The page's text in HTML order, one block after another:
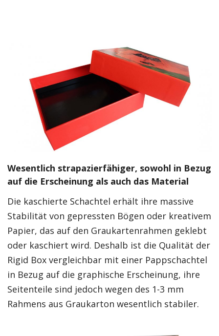
Wesentlich strapazierfähiger, sowohl in Bezug
auf die Erscheinung als auch das Material
Die kaschierte Schachtel erhält ihre massive
Stabilität von gepressten Bögen oder kreativem
Papier, das auf den Graukartenrahmen geklebt
oder kaschiert wird. Deshalb ist die Qualität der
Rigid Box vergleichbar mit einer Pappschachtel
in Bezug auf die graphische Erscheinung, ihre
Seitenteile sind jedoch wegen des 1-3 mm
Rahmens aus Graukarton wesentlich stabiler.